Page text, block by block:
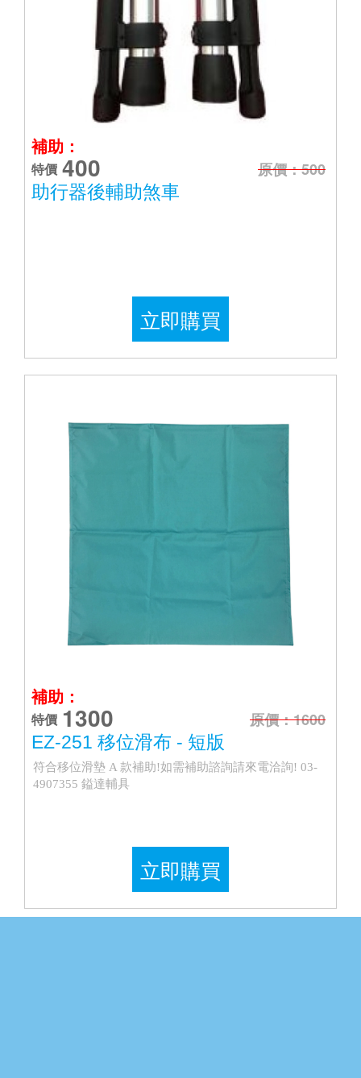
補助：
特價 400
原價：500
助行器後輔助煞車
立即購買
補助：
特價 1300
原價：1600
EZ-251 移位滑布 - 短版
符合移位滑墊 A 款補助!如需補助諮詢請來電洽詢! 03-
4907355 鎰達輔具
立即購買